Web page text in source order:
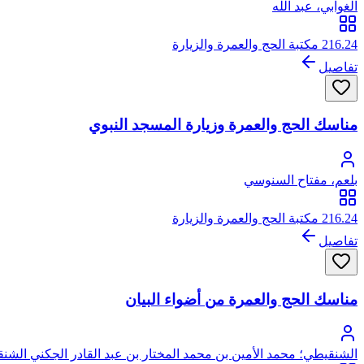
الغوابي، عبد الله
216.24 مكتبة الحج والعمرة والزيارة
تفاصيل
مناسك الحج والعمرة وزيارة المسجد النبوي
بلعم، مفتاح السنوسي
216.24 مكتبة الحج والعمرة والزيارة
تفاصيل
مناسك الحج والعمرة من أضواء البيان
الشنقيطي؛ محمد الأمين بن محمد المختار بن عبد القادر الجكني